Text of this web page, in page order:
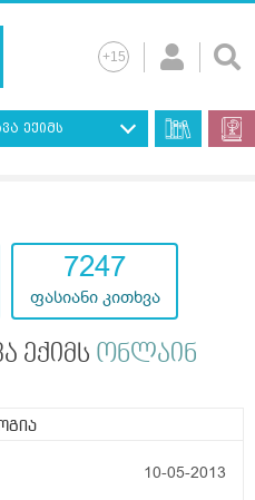
ექიმს
7247
ფასიანი კითხვა
ექიმს ონლაინ
10-05-2013